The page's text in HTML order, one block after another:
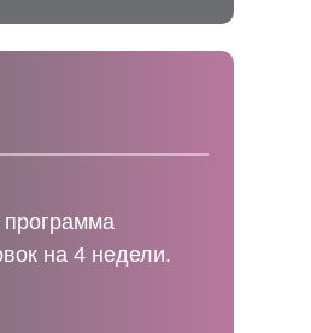
на 4 недели.